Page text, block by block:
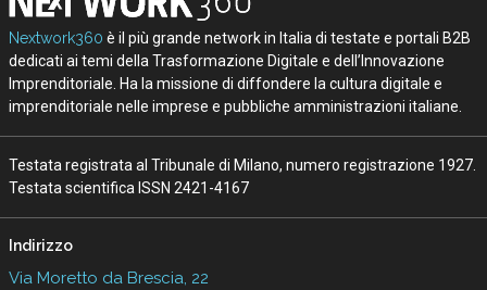
Nextwork360 è il più grande network in Italia di testate e portali B2B
dedicati ai temi della Trasformazione Digitale e dell’Innovazione
Imprenditoriale. Ha la missione di diffondere la cultura digitale e
imprenditoriale nelle imprese e pubbliche amministrazioni italiane.
Testata registrata al Tribunale di Milano, numero registrazione 1927.
Testata scientifica ISSN 2421-4167
Indirizzo
Via Moretto da Brescia, 22